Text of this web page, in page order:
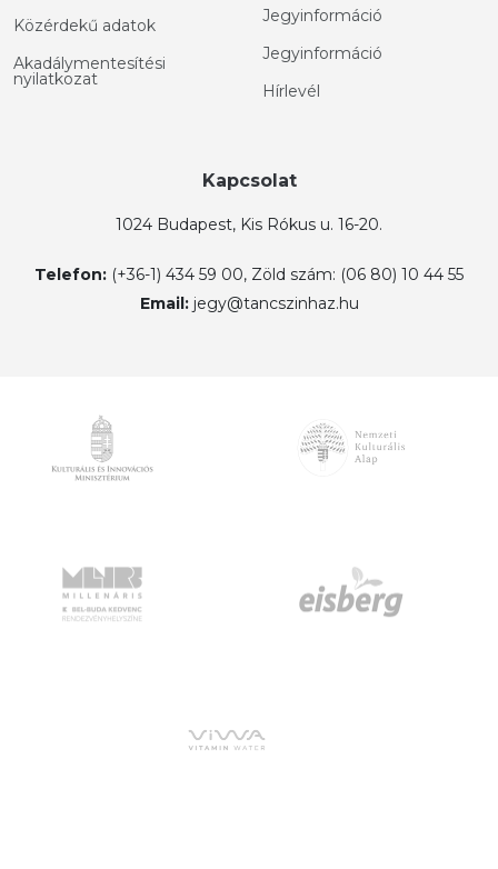
Közérdekű adatok
Akadálymentesítési
nyilatkozat
Jegyinformáció
Jegyinformáció
Hírlevél
Kapcsolat
1024 Budapest, Kis Rókus u. 16-20.
Telefon: (+36-1) 434 59 00, Zöld szám: (06 80) 10 44 55
Email: jegy@tancszinhaz.hu